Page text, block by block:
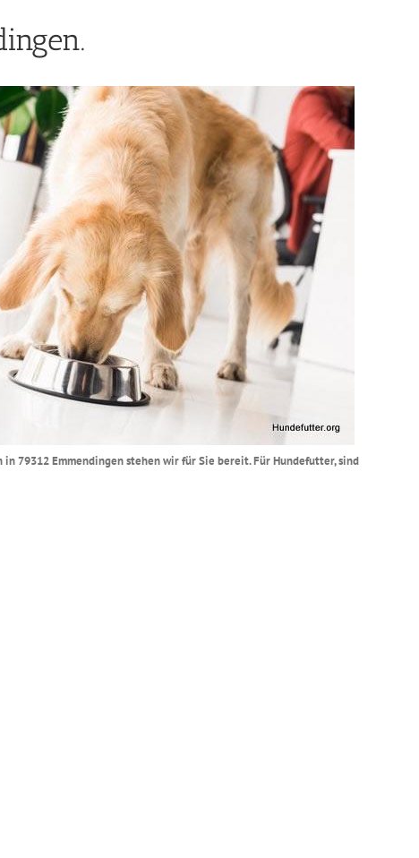
79312 Emmendingen stehen wir für Sie bereit. Für Hundefutter, sind